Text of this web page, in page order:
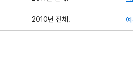
2010년 전체.